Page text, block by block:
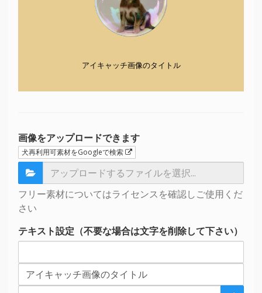
アイキャッチ画像のタイトル
画像をアップロードできます
犬再利用可素材をGoogleで検索
フリー素材についてはライセンスを確認しご使用くだ
さい
テキスト設定（不要な場合は文字を削除して下さい）